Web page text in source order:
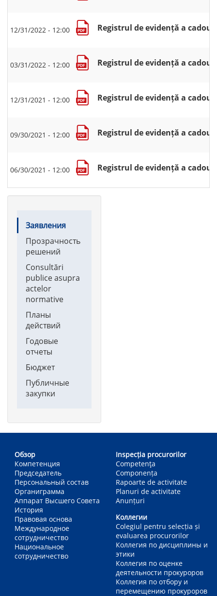
12/31/2022 - 12:00 Registrul de evidență a
03/31/2022 - 12:00 Registrul de evidență a
12/31/2021 - 12:00 Registrul de evidență a
09/30/2021 - 12:00 Registrul de evidență a
06/30/2021 - 12:00 Registrul de evidență a
Main
navigation
Заявления
Прозрачность
решений
Consultări
publice asupra
actelor
normative
Планы
действий
Годовые
отчеты
Бюджет
Публичные
закупки
navigation
Обзор
Компетенция
Председатель
Персональный состав
Органиграмма
Аппарат Высшего Совета
История
Правовая основа
Международное
сотрудничество
Национальное
сотрудничество
Inspecția procurorilor
Competenţa
Componența
Rapoarte de activitate
Planuri de activitate
Anunțuri
Коллегии
Colegiul pentru selecția și
evaluarea procurorilor
Коллегия по дисциплины и
этики
Коллегия по оценке
деятельности прокуроров
Коллегия по отбору и
перемещению прокуроров